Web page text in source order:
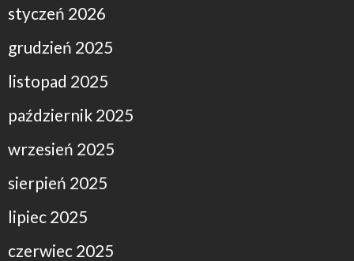
styczeń 2026
grudzień 2025
listopad 2025
październik 2025
wrzesień 2025
sierpień 2025
lipiec 2025
czerwiec 2025